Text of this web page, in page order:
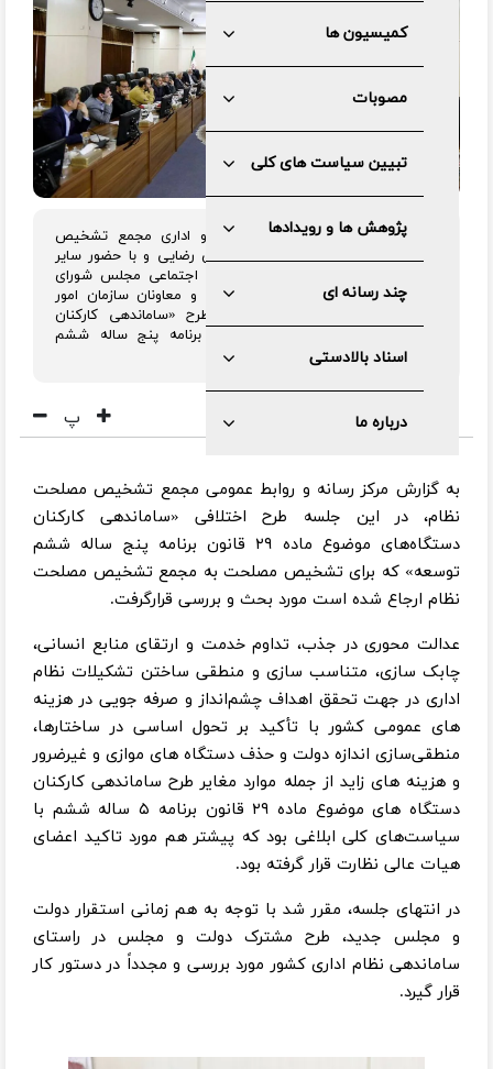
کمیسیون ها
مصوبات
تبیین سیاست های کلی
پژوهش ها و رویدادها
چند رسانه ای
اسناد بالادستی
درباره ما
جلسه کمیسیون اقتصادی، بازرگانی و اداری مجمع تشخیص
مصلحت نظام، به ریاست دکتر محسن رضایی و با حضور سایر
اعضا، رئیس و نائب رئیس کمیسیون اجتماعی مجلس شورای
اسلامی، نماینده ای از شورای نگهبان و معاونان سازمان امور
استخدامی کشور با هدف بررسی طرح «ساماندهی کارکنان
دستگاه‌های موضوع ماده ۲۹ قانون برنامه پنج ساله ششم
توسعه» برگزار شد.
پ
به گزارش مرکز رسانه و روابط عمومی مجمع تشخیص مصلحت
نظام، در این جلسه طرح اختلافی «ساماندهی کارکنان
دستگاه‌های موضوع ماده ۲۹ قانون برنامه پنج ساله ششم
توسعه» که برای تشخیص مصلحت به مجمع تشخیص مصلحت
نظام ارجاع شده است مورد بحث و بررسی قرارگرفت.
عدالت محوری در جذب، تداوم خدمت و ارتقای منابع انسانی،
چابک سازی، متناسب سازی و منطقی ساختن تشکیلات نظام
اداری در جهت تحقق اهداف چشم‌انداز و صرفه جویی در هزینه
های عمومی کشور با تأکید بر تحول اساسی در ساختارها،
منطقی‌سازی اندازه دولت و حذف دستگاه های موازی و غیرضرور
و هزینه های زاید از جمله موارد مغایر طرح ساماندهی کارکنان
دستگاه های موضوع ماده ۲۹ قانون برنامه ۵ ساله ششم با
سیاست‌های کلی ابلاغی بود که پیشتر هم مورد تاکید اعضای
هیات عالی نظارت قرار گرفته بود.
در انتهای جلسه، مقرر شد با توجه به هم زمانی استقرار دولت
و مجلس جدید، طرح مشترک دولت و مجلس در راستای
ساماندهی نظام اداری کشور مورد بررسی و مجدداً در دستور کار
قرار گیرد.